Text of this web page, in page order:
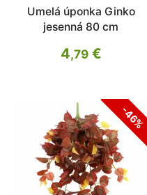
Umelá úponka Ginko
jesenná 80 cm
4,79€
-46%